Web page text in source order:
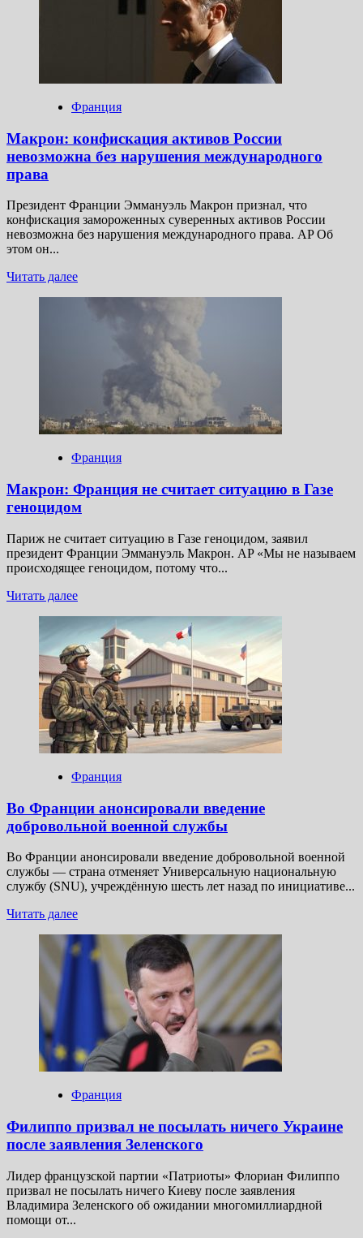
Франция
Макрон: конфискация активов России
невозможна без нарушения международного
права
Президент Франции Эммануэль Макрон признал, что
конфискация замороженных суверенных активов России
невозможна без нарушения международного права. AP Об
этом он...
Читать далееПрочитать
Макрон:
конфискация
нарушения
международного
права
Франция
Макрон: Франция не считает ситуацию в Газе
геноцидом
Париж не считает ситуацию в Газе геноцидом, заявил
президент Франции Эммануэль Макрон. AP «Мы не называем
происходящее геноцидом, потому что...
Читать далееПрочитать
Макрон:
Франция
не
считает
ситуацию
в
Газе
геноцидом
Франция
Во Франции анонсировали введение
добровольной военной службы
Во Франции анонсировали введение добровольной военной
службы — страна отменяет Универсальную национальную
службу (SNU), учреждённую шесть лет назад по инициативе...
Читать далееПрочитать
о
Во
Франции
анонсировали
введение
добровольной
военной
службы
Франция
Филиппо призвал не посылать ничего Украине
после заявления Зеленского
Лидер французской партии «Патриоты» Флориан Филиппо
призвал не посылать ничего Киеву после заявления
Владимира Зеленского об ожидании многомиллиардной
помощи от...